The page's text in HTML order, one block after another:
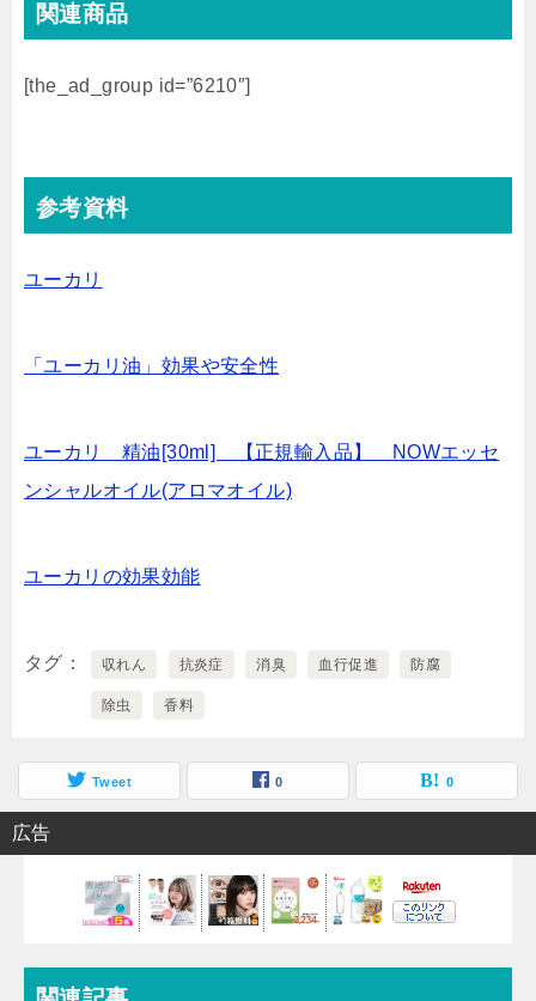
関連商品
[the_ad_group id=”6210″]
参考資料
ユーカリ
「ユーカリ油」効果や安全性
ユーカリ 精油[30ml] 【正規輸入品】 NOWエッセ
ンシャルオイル(アロマオイル)
ユーカリの効果効能
タグ 収れん 抗炎症 消臭 血行促進 防腐
除虫 香料
Tweet 0 0
広告